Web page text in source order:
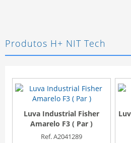
Produtos H+ NIT Tech
Luva Industrial Fisher
Amarelo F3 ( Par )
Ref. A2041289